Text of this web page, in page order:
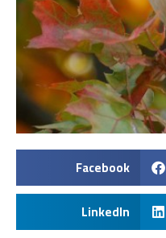
Facebook
LinkedIn